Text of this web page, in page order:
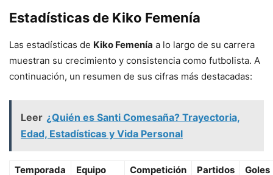
Estadísticas de Kiko Femenía
Las estadísticas de Kiko Femenía a lo largo de su carrera
muestran su crecimiento y consistencia como futbolista. A
continuación, un resumen de sus cifras más destacadas:
Leer ¿Quién es Santi Comesaña? Trayectoria,
Edad, Estadísticas y Vida Personal
Temporada Equipo Competición Partidos Goles